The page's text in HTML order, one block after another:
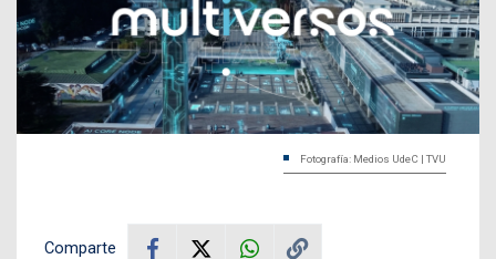
Fotografía: Medios UdeC | TVU
Comparte